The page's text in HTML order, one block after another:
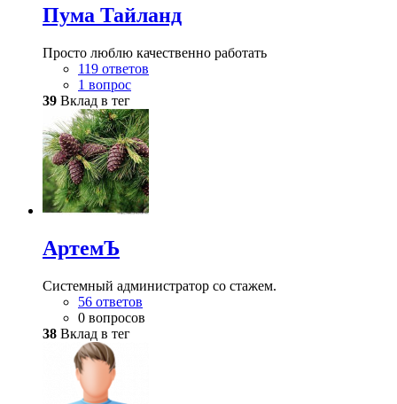
Пума Тайланд
Просто люблю качественно работать
119 ответов
1 вопрос
39 Вклад в тег
АртемЪ
Системный администратор со стажем.
56 ответов
0 вопросов
38 Вклад в тег